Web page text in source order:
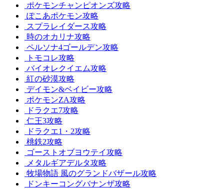
ポケモンチャンピオンズ攻略
ぽこあポケモン攻略
スプラレイダース攻略
時のオカリナ攻略
ペルソナ4ゴールデン攻略
トモコレ攻略
バイオレクイエム攻略
紅の砂漠攻略
デイモン&ベイビー攻略
ポケモンZA攻略
ドラクエ7攻略
仁王3攻略
ドラクエ1・2攻略
桃鉄2攻略
ゴーストオブヨウテイ攻略
メタルギアデルタ攻略
牧場物語 風のグランドバザール攻略
ドンキーコングバナンザ攻略